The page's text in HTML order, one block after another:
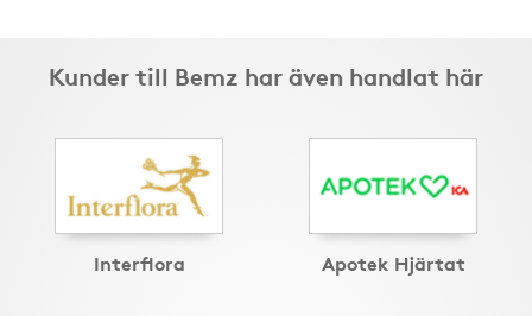
Kunder till Bemz har även handlat här
Interflora Apotek Hjärtat